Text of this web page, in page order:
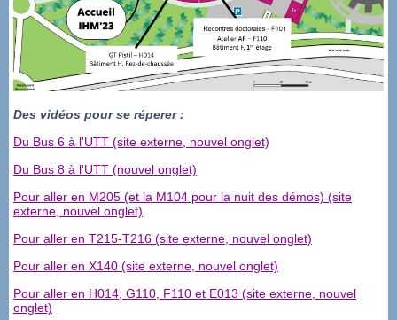
Des vidéos pour se réperer :
Du Bus 6 à l'UTT (site externe, nouvel onglet)
Du Bus 8 à l'UTT (nouvel onglet)
Pour aller en M205 (et la M104 pour la nuit des démos) (site
externe, nouvel onglet)
Pour aller en T215-T216 (site externe, nouvel onglet)
Pour aller en X140 (site externe, nouvel onglet)
Pour aller en H014, G110, F110 et E013 (site externe, nouvel
onglet)